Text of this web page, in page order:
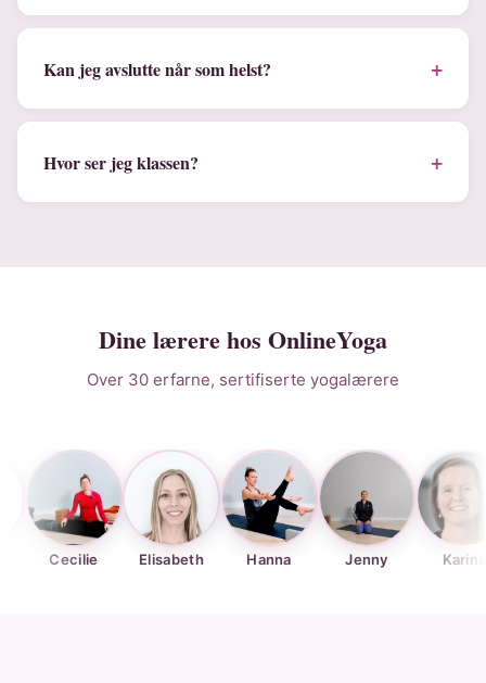
Kan jeg avslutte når som helst? +
Hvor ser jeg klassen? +
Dine lærere hos OnlineYoga
Over 30 erfarne, sertifiserte yogalærere
Elisabeth Hanna Jenny Karina